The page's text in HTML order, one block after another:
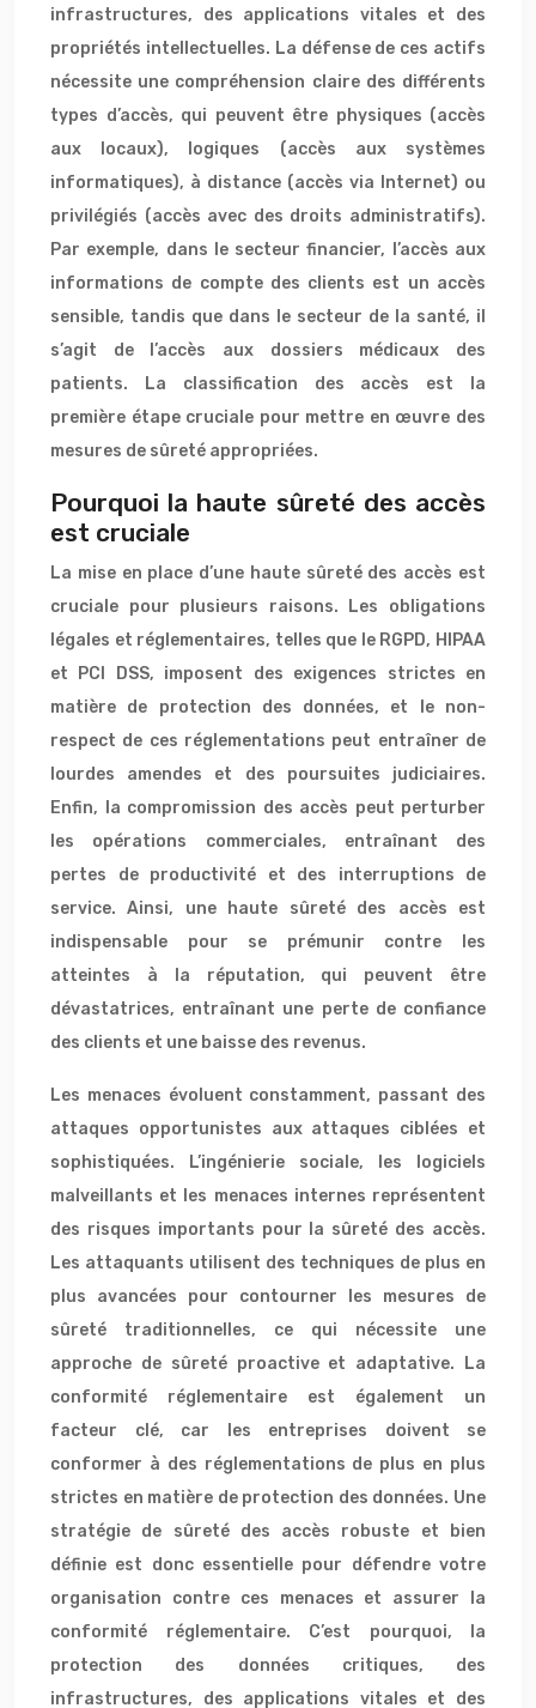
infrastructures, des applications vitales et des
propriétés intellectuelles. La défense de ces actifs
nécessite une compréhension claire des différents
types d’accès, qui peuvent être physiques (accès
aux locaux), logiques (accès aux systèmes
informatiques), à distance (accès via Internet) ou
privilégiés (accès avec des droits administratifs).
Par exemple, dans le secteur financier, l’accès aux
informations de compte des clients est un accès
sensible, tandis que dans le secteur de la santé, il
s’agit de l’accès aux dossiers médicaux des
patients. La classification des accès est la
première étape cruciale pour mettre en œuvre des
mesures de sûreté appropriées.
Pourquoi la haute sûreté des accès
est cruciale
La mise en place d’une haute sûreté des accès est
cruciale pour plusieurs raisons. Les obligations
légales et réglementaires, telles que le RGPD, HIPAA
et PCI DSS, imposent des exigences strictes en
matière de protection des données, et le non-
respect de ces réglementations peut entraîner de
lourdes amendes et des poursuites judiciaires.
Enfin, la compromission des accès peut perturber
les opérations commerciales, entraînant des
pertes de productivité et des interruptions de
service. Ainsi, une haute sûreté des accès est
indispensable pour se prémunir contre les
atteintes à la réputation, qui peuvent être
dévastatrices, entraînant une perte de confiance
des clients et une baisse des revenus.
Les menaces évoluent constamment, passant des
attaques opportunistes aux attaques ciblées et
sophistiquées. L’ingénierie sociale, les logiciels
malveillants et les menaces internes représentent
des risques importants pour la sûreté des accès.
Les attaquants utilisent des techniques de plus en
plus avancées pour contourner les mesures de
sûreté traditionnelles, ce qui nécessite une
approche de sûreté proactive et adaptative. La
conformité réglementaire est également un
facteur clé, car les entreprises doivent se
conformer à des réglementations de plus en plus
strictes en matière de protection des données. Une
stratégie de sûreté des accès robuste et bien
définie est donc essentielle pour défendre votre
organisation contre ces menaces et assurer la
conformité réglementaire. C’est pourquoi, la
protection des données critiques, des
infrastructures, des applications vitales et des